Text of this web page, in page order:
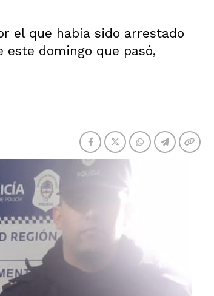
el que había sido arrestado
domingo que pasó,